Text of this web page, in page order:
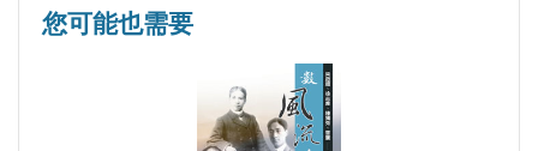
第十八節 明代之男色
第二十節 唐以後娼妓妝飾之變遷
第二十一節 花柳病起源之時與地
您可能也需要